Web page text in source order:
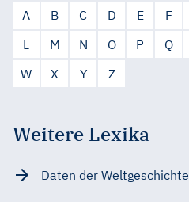
A B C D E F
L
M N O P Q
W
X Y Z
Weitere Lexika
Daten der Weltgeschichte